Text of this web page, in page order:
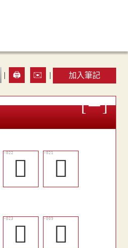
| 🖨️ ✉️ | 加入筆記
󶂘 󶂗
󶂙
󶂎